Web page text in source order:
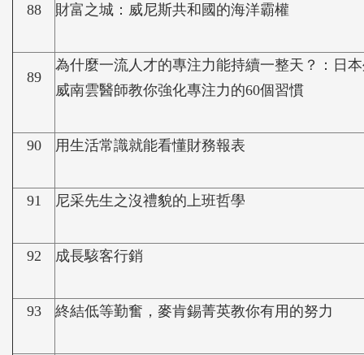
88 財富之城：威尼斯共和國的海洋霸權
89
為什麼一流人才的專注力能持續一整天？：日
威南雲醫師教你強化專注力的60個習慣
90 用生活常識就能看懂財務報表
91 尼采先生之沒禮貌的上班哲學
92 成長駭客行銷
93 終結低等勤奮，麥肯錫菁英教你有用的努力